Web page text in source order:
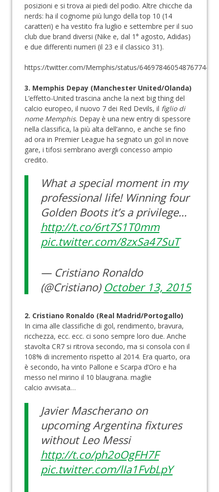
posizioni e si trova ai piedi del podio. Altre chicche da
nerds: ha il cognome più lungo della top 10 (14
caratteri) e ha vestito fra luglio e settembre per il suo
club due brand diversi (Nike e, dal 1° agosto, Adidas)
e due differenti numeri (il 23 e il classico 31).
https://twitter.com/Memphis/status/646978460548767744
3. Memphis Depay (Manchester United/Olanda)
L’effetto-United trascina anche la next big thing del
calcio europeo, il nuovo 7 dei Red Devils, il figlio di
nome Memphis. Depay è una new entry di spessore
nella classifica, la più alta dell’anno, e anche se fino
ad ora in Premier League ha segnato un gol in nove
gare, i tifosi sembrano avergli concesso ampio
credito.
What a special moment in my
professional life! Winning four
Golden Boots it’s a privilege…
http://t.co/6rt7S1T0mm
pic.twitter.com/8zxSa47SuT
— Cristiano Ronaldo
(@Cristiano) October 13, 2015
2. Cristiano Ronaldo (Real Madrid/Portogallo)
In cima alle classifiche di gol, rendimento, bravura,
ricchezza, ecc. ecc. ci sono sempre loro due. Anche
stavolta CR7 si ritrova secondo, ma si consola con il
108% di incremento rispetto al 2014. Era quarto, ora
è secondo, ha vinto Pallone e Scarpa d’Oro e ha
messo nel mirino il 10 blaugrana. maglie
calcio avvisata…
Javier Mascherano on
upcoming Argentina fixtures
without Leo Messi
http://t.co/ph2oOgFH7F
pic.twitter.com/lIa1FvbLpY